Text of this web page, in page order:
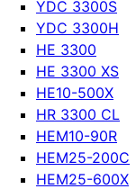
YDC 3300S
YDC 3300H
HE 3300
HE 3300 XS
HE10-500X
HR 3300 CL
HEM10-90R
HEM25-200C
HEM25-600X